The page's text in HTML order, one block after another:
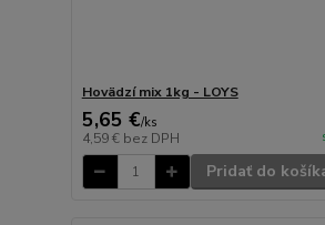
Hovädzí mix 1kg - LOYS
5,65 €/ks
4,59 € bez DPH
Pridať do